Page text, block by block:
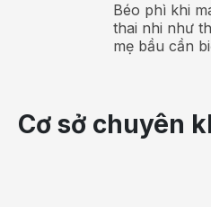
Cơn đau tăng lên khi bê
và có thể lan đến cánh
Hội chứng De-
triệu chứng và cách
Béo phì khi
thai nhi như
mẹ bầu cần
Cơ sở chuyên